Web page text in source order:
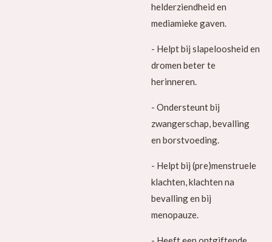
helderziendheid en
mediamieke gaven.
- Helpt bij slapeloosheid en
dromen beter te
herinneren.
- Ondersteunt bij
zwangerschap, bevalling
en borstvoeding.
- Helpt bij (pre)menstruele
klachten, klachten na
bevalling en bij
menopauze.